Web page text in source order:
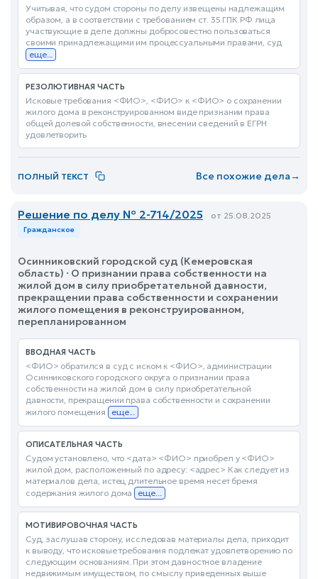
Учитывая, что судом стороны по делу извещены надлежащим
образом, а в соответствии с требованием ст. 35 ГПК РФ лица
участвующие в деле должны добросовестно пользоваться
своими принадлежащими им процессуальными правами, суд
еще...
РЕЗОЛЮТИВНАЯ ЧАСТЬ
Исковые требования <ФИО>, <ФИО> к <ФИО> о сохранении
жилого дома в реконструированном виде признании права
общей долевой собственности, внесении сведений в ЕГРН
удовлетворить
ПОЛНЫЙ ТЕКСТ Все похожие дела→
Решение по делу № 2-714/2025 от 25.08.2025
Гражданское
Осинниковский городской суд (Кемеровская
область) · О признании права собственности на
жилой дом в силу приобретательной давности,
прекращении права собственности и сохранении
жилого помещения в реконструированном,
перепланированном
ВВОДНАЯ ЧАСТЬ
<ФИО> обратился в суд с иском к <ФИО>, администрации
Осинниковского городского округа о признании права
собственности на жилой дом в силу приобретательной
давности, прекращении права собственности и сохранении
жилого помещения
еще...
ОПИСАТЕЛЬНАЯ ЧАСТЬ
Судом установлено, что <дата> <ФИО> приобрел у <ФИО>
жилой дом, расположенный по адресу: <адрес> Как следует из
материалов дела, истец длительное время несет бремя
содержания жилого дома еще...
МОТИВИРОВОЧНАЯ ЧАСТЬ
Суд, заслушав сторону, исследовав материалы дела, приходит
к выводу, что исковые требования подлежат удовлетворению по
следующим основаниям. При этом давностное владение
недвижимым имуществом, по смыслу приведенных выше